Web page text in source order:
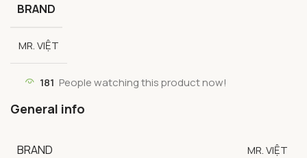
BRAND
MR. VIỆT
181 People watching this product now!
General info
BRAND MR. VIỆT